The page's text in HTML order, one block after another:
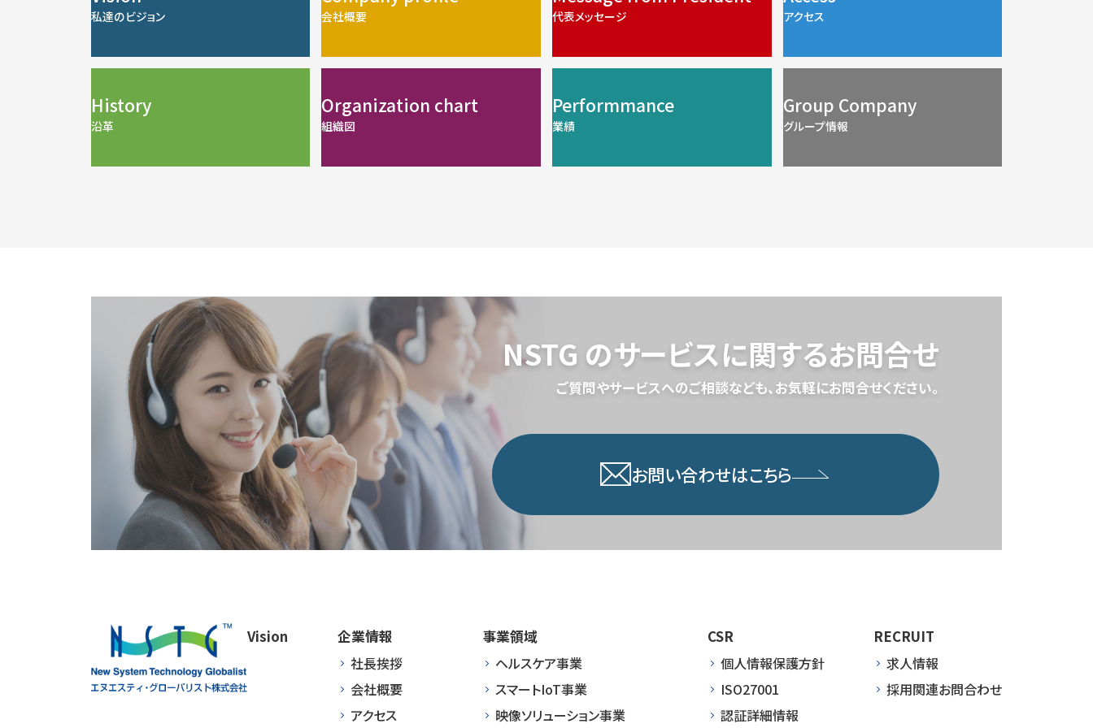
私達のビジョン 会社概要 代表メッセージ アクセス
History
沿革
Organization chart
組織図
Performmance
業績
Group Company
グループ情報
NSTG のサービスに関するお問合せ
ご質問やサービスへのご相談なども、 お気軽にお問合せください。
お問い合わせはこちら
Vision
企業情報
社長挨拶
会社概要
アクセス
事業領域
ヘルスケア事業
スマートIoT事業
映像ソリューション事業
CSR
個人情報保護方針
ISO27001
認証詳細情報
RECRUIT
求人情報
採用関連お問合わせ